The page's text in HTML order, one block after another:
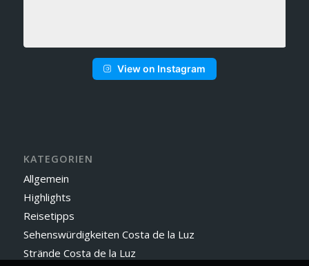
View on Instagram
KATEGORIEN
Allgemein
Highlights
Reisetipps
Sehenswürdigkeiten Costa de la Luz
Strände Costa de la Luz